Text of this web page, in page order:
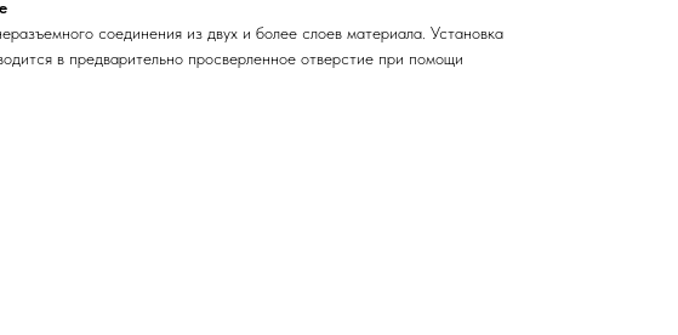
соединения из двух и более слоев материала. Установка
в предварительно просверленное отверстие при помощи